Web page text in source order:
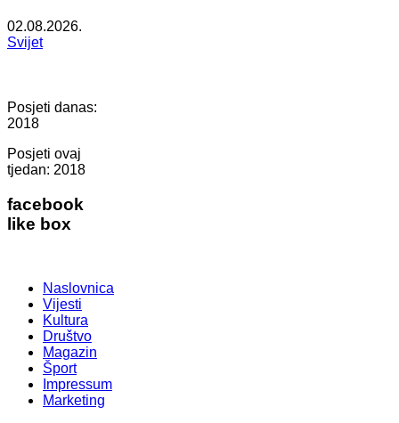
02.08.2026.
Svijet
Posjeti danas:
2018
Posjeti ovaj
tjedan: 2018
facebook
like box
Naslovnica
Vijesti
Kultura
Društvo
Magazin
Šport
Impressum
Marketing